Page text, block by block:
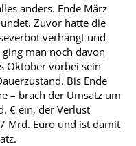
anders. Ende März
Zuvor hatte die
verhängt und
man noch davon
Oktober vorbei sein
Bis Ende
– brach der Umsatz um
€ ein, der Verlust
Mrd. Euro und ist damit